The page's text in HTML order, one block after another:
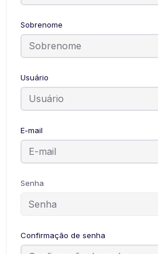
Sobrenome
Usuário
E-mail
Senha
Confirmação de senha